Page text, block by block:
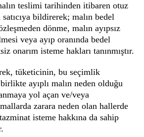
teslimi tarihinden itibaren otuz
satıcıya bildirerek; malın bedel
dönme, malın ayıpsız
veya ayıp oranında bedel
onarım isteme hakları tanınmıştır.
tüketicinin, bu seçimlik
ayıplı malın neden olduğu
yol açan ve/veya
zarara neden olan hallerde
isteme hakkına da sahip